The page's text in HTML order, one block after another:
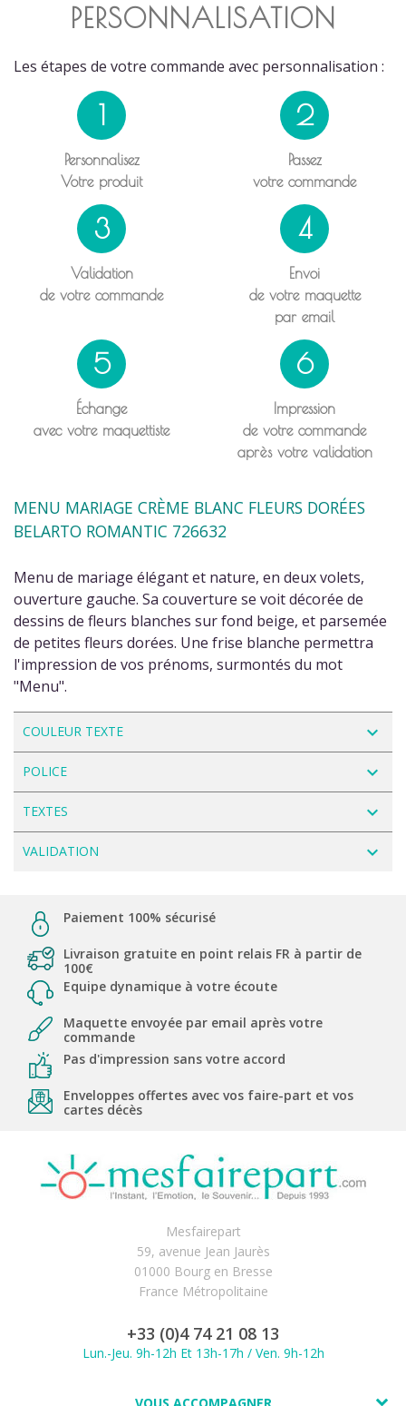
PERSONNALISATION
Les étapes de votre commande avec personnalisation :
1
Personnalisez
Votre produit
2
Passez
votre commande
3
Validation
de votre commande
4
Envoi
de votre maquette
par email
5
Échange
avec votre maquettiste
6
Impression
de votre commande
après votre validation
MENU MARIAGE CRÈME BLANC FLEURS DORÉES
BELARTO ROMANTIC 726632
Menu de mariage élégant et nature, en deux volets,
ouverture gauche. Sa couverture se voit décorée de
dessins de fleurs blanches sur fond beige, et parsemée
de petites fleurs dorées. Une frise blanche permettra
l'impression de vos prénoms, surmontés du mot
"Menu".
COULEUR TEXTE navigate_next
POLICE navigate_next
TEXTES navigate_next
VALIDATION navigate_next
Paiement 100% sécurisé
Livraison gratuite en point relais FR à partir de
100€
Equipe dynamique à votre écoute
Maquette envoyée par email après votre
commande
Pas d'impression sans votre accord
Enveloppes offertes avec vos faire-part et vos
cartes décès
Mesfairepart
59, avenue Jean Jaurès
01000 Bourg en Bresse
France Métropolitaine
+33 (0)4 74 21 08 13
Lun.-Jeu. 9h-12h Et 13h-17h / Ven. 9h-12h